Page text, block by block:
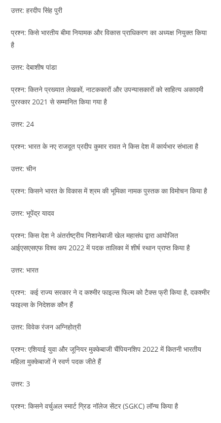
उत्तर: हरदीप सिंह पुरी
प्रश्न: किसे भारतीय बीमा नियामक और विकास प्राधिकरण का अध्यक्ष नियुक्त किया
है
उत्तर: देबाशीष पांडा
प्रश्न: कितने प्रख्यात लेखकों, नाटककारों और उपन्यासकारों को साहित्य अकादमी
पुरस्कार 2021 से सम्मानित किया गया है
उत्तर: 24
प्रश्न: भारत के नए राजदूत प्रदीप कुमार रावत ने किस देश में कार्यभार संभाला है
उत्तर: चीन
प्रश्न: किसने भारत के विकास में श्रम की भूमिका नामक पुस्तक का विमोचन किया है
उत्तर: भूपेंद्र यादव
प्रश्न: किस देश ने अंतर्राष्ट्रीय निशानेबाजी खेल महासंघ द्वारा आयोजित
आईएसएसएफ विश्व कप 2022 में पदक तालिका में शीर्ष स्थान प्राप्त किया है
उत्तर: भारत
प्रश्न: कई राज्य सरकार ने द कश्मीर फाइल्स फिल्म को टैक्स फ्री किया है, दकश्मीर
फाइल्स के निदेशक कौन हैं
उत्तर: विवेक रंजन अग्निहोत्री
प्रश्न: एशियाई युवा और जूनियर मुक्केबाजी चैंपियनशिप 2022 में कितनी भारतीय
महिला मुक्केबाजों ने स्वर्ण पदक जीते हैं
उत्तर: 3
प्रश्न: किसने वर्चुअल स्मार्ट ग्रिड नॉलेज सेंटर (SGKC) लॉन्च किया है